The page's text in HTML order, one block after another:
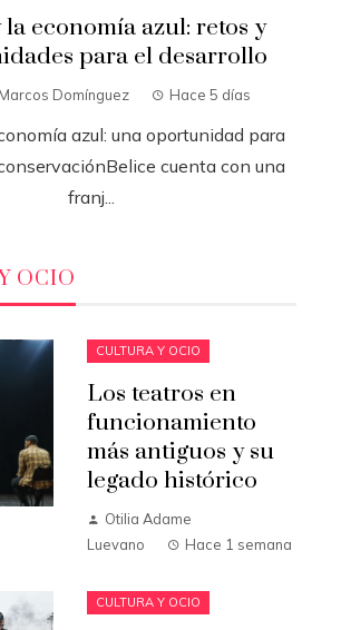
economía azul: retos y
para el desarrollo
Domínguez Hace 5 días
azul: una oportunidad para
cuenta con una
franj...
OCIO
CULTURA Y OCIO
Los teatros en
funcionamiento
más antiguos y su
legado histórico
Otilia Adame
Luevano
Hace 1 semana
CULTURA Y OCIO